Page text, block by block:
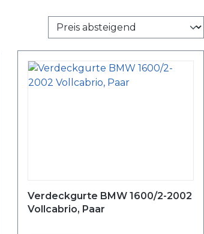
Verdeckgurte BMW 1600/2-2002
Vollcabrio, Paar